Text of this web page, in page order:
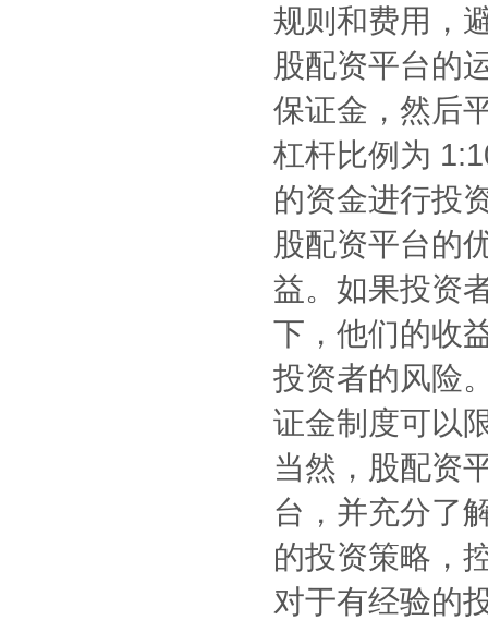
规则和费用，
股配资平台的
保证金，然后
杠杆比例为
的资金进行投
股配资平台的
益。如果投资
下，他们的收
投资者的风险
证金制度可以
当然，股配资
台，并充分了
的投资策略，
对于有经验的